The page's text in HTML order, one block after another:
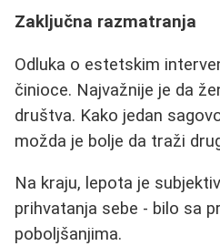
Zaključna razmatranja
Odluka o estetskim
činioce. Najvažnije je da
društva. Kako jedan
možda je bolje da traži
Na kraju, lepota je
prihvatanja sebe - bilo sa
poboljšanjima.